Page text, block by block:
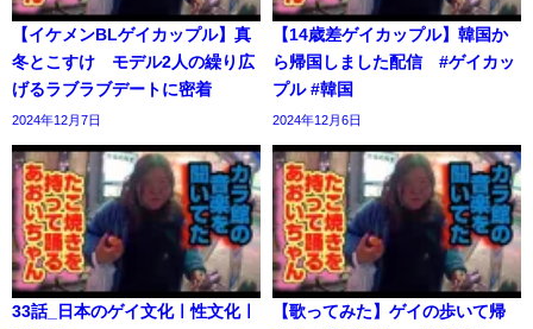
【イケメンBLゲイカップル】真
冬とこすけ モデル2人の繰り広
げるラブラブデートに密着
2024年12月7日
【14歳差ゲイカップル】韓国か
ら帰国しました配信 #ゲイカッ
プル #韓国
2024年12月6日
33話_日本のゲイ文化ㅣ性文化ㅣ
【歌ってみた】ゲイの歩いて帰